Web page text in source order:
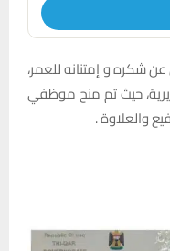
شكره و إمتنانه للعمر،
حيث تم منح موظفي
والعلاوة .